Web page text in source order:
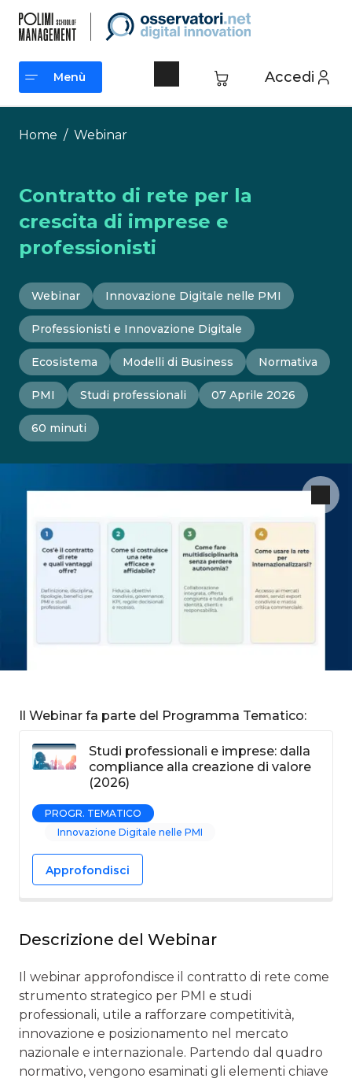
contenuto
Accedi
Menù
Menù
Home / Webinar
Contratto di rete per la
crescita di imprese e
professionisti
Webinar Innovazione Digitale nelle PMI
Professionisti e Innovazione Digitale
Ecosistema Modelli di Business Normativa
PMI Studi professionali 07 Aprile 2026
60 minuti
Il Webinar fa parte del Programma Tematico:
Studi professionali e imprese: dalla
compliance alla creazione di valore
(2026)
PROGR. TEMATICO
Innovazione Digitale nelle PMI
Approfondisci
Descrizione del Webinar
Il webinar approfondisce il contratto di rete come
strumento strategico per PMI e studi
professionali, utile a rafforzare competitività,
innovazione e posizionamento nel mercato
nazionale e internazionale. Partendo dal quadro
normativo, vengono esaminati gli elementi chiave